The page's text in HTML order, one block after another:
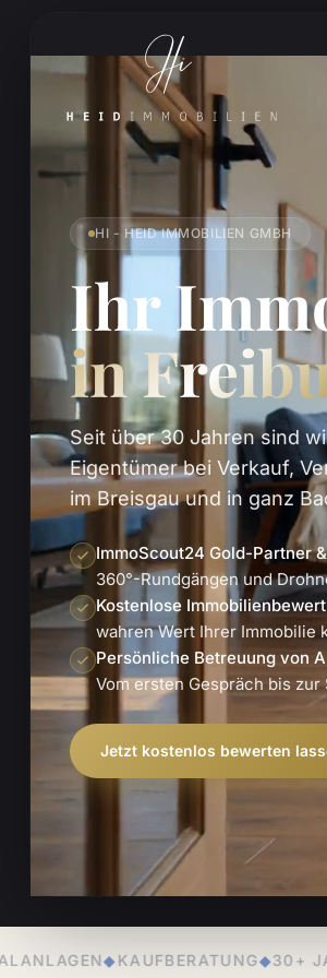
HI - HEID IMMOBILIEN GMBH
Ihr
in
Seit über 30 Jahren sind
Eigentümer bei Verkauf,
im Breisgau und in ganz
ImmoScout24 Gold-Partner
360°-Rundgängen und
Kostenlose
wahren Wert Ihrer Immobilie
Persönliche Betreuung von
Vom ersten Gespräch bis
Jetzt kostenlos bewerten
◆30+ JAHRE ERFAHRUNG◆